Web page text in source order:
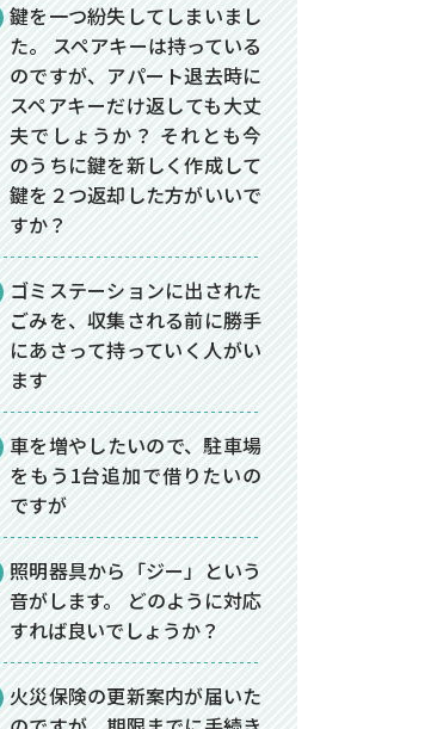
鍵を一つ紛失してしまいまし
た。 スペアキーは持っている
のですが、アパート退去時に
スペアキーだけ返しても大丈
夫でしょうか？ それとも今
のうちに鍵を新しく作成して
鍵を２つ返却した方がいいで
すか？
ゴミステーションに出された
ごみを、収集される前に勝手
にあさって持っていく人がい
ます
車を増やしたいので、駐車場
をもう1台追加で借りたいの
ですが
照明器具から「ジー」という
音がします。 どのように対応
すれば良いでしょうか？
火災保険の更新案内が届いた